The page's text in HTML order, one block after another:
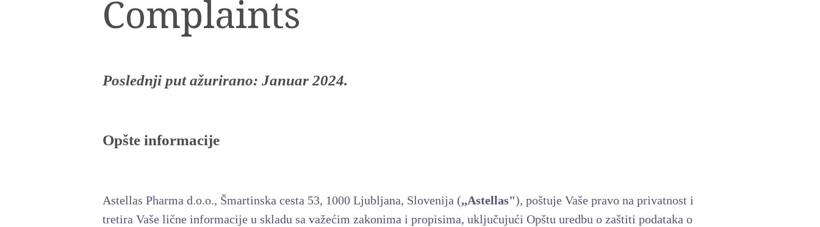
Complaints
Poslednji put ažurirano: Januar 2024.
Opšte informacije
Astellas Pharma d.o.o., Šmartinska cesta 53, 1000 Ljubljana, Slovenija (,,Astellas"), poštuje Vaše pravo na privatnost i
tretira Vaše lične informacije u skladu sa važećim zakonima i propisima, uključujući Opštu uredbu o zaštiti podataka o